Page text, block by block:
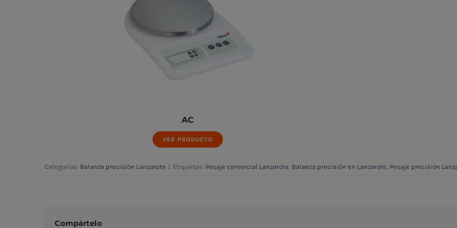
AC
VER PRODUCTO
Categorías: Balanza precisión Lanzarote Etiquetas: Pesaje comercial Lanzarote, Balanza precisión en Lanzarote, Pesaje precisión
Compártelo